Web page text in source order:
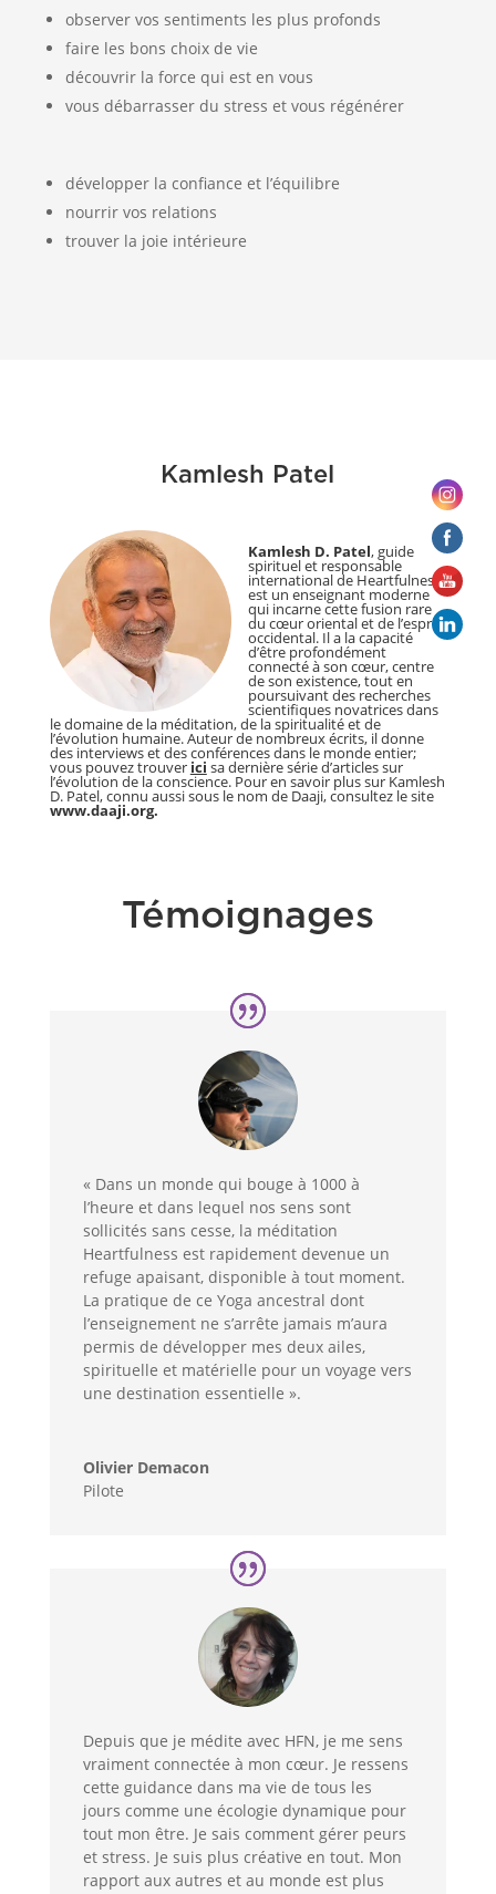
observer vos sentiments les plus profonds
faire les bons choix de vie
découvrir la force qui est en vous
vous débarrasser du stress et vous régénérer
développer la confiance et l’équilibre
nourrir vos relations
trouver la joie intérieure
Kamlesh Patel
Kamlesh D. Patel, guide
spirituel et responsable
international de Heartfulness,
est un enseignant moderne
qui incarne cette fusion rare
du cœur oriental et de l’esprit
occidental. Il a la capacité
d’être profondément
connecté à son cœur, centre
de son existence, tout en
poursuivant des recherches
scientifiques novatrices dans
le domaine de la méditation, de la spiritualité et de
l’évolution humaine. Auteur de nombreux écrits, il donne
des interviews et des conférences dans le monde entier;
vous pouvez trouver ici sa dernière série d’articles sur
l’évolution de la conscience. Pour en savoir plus sur Kamlesh
D. Patel, connu aussi sous le nom de Daaji, consultez le site
www.daaji.org.
Témoignages
« Dans un monde qui bouge à 1000 à
l’heure et dans lequel nos sens sont
sollicités sans cesse, la méditation
Heartfulness est rapidement devenue un
refuge apaisant, disponible à tout moment.
La pratique de ce Yoga ancestral dont
l’enseignement ne s’arrête jamais m’aura
permis de développer mes deux ailes,
spirituelle et matérielle pour un voyage vers
une destination essentielle ».
Olivier Demacon
Pilote
Depuis que je médite avec HFN, je me sens
vraiment connectée à mon cœur. Je ressens
cette guidance dans ma vie de tous les
jours comme une écologie dynamique pour
tout mon être. Je sais comment gérer peurs
et stress. Je suis plus créative en tout. Mon
rapport aux autres et au monde est plus